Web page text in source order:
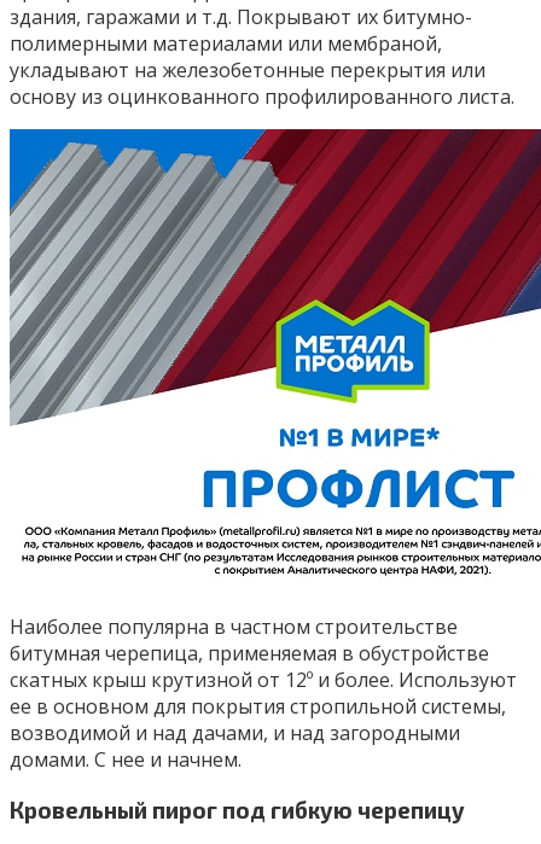
здания, гаражами и т.д. Покрывают их битумно-
полимерными материалами или мембраной,
укладывают на железобетонные перекрытия или
основу из оцинкованного профилированного листа.
Наиболее популярна в частном строительстве
битумная черепица, применяемая в обустройстве
скатных крыш крутизной от 12º и более. Используют
ее в основном для покрытия стропильной системы,
возводимой и над дачами, и над загородными
домами. С нее и начнем.
Кровельный пирог под гибкую черепицу